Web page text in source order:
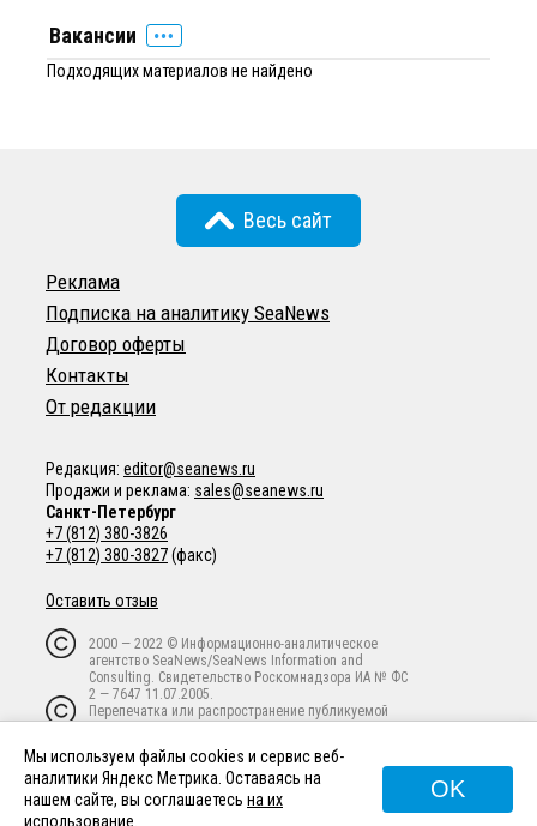
Вакансии
Подходящих материалов не найдено
Весь сайт
Реклама
Подписка на аналитику SeaNews
Договор оферты
Контакты
От редакции
Редакция: editor@seanews.ru
Продажи и реклама: sales@seanews.ru
Санкт-Петербург
+7 (812) 380-3826
+7 (812) 380-3827(факс)
Оставить отзыв
Мы используем файлы cookies и сервис веб-
аналитики Яндекс Метрика. Оставаясь на
нашем сайте, вы соглашаетесь на их
использование
OK
2000 — 2022 © Информационно-аналитическое
агентство SeaNews/SeaNews Information and
Consulting. Свидетельство Роскомнадзора ИА № ФС
2 — 7647 11.07.2005.
Перепечатка или распространение публикуемой
запрещены без письменного предварительного
согласия владельца авторских прав.